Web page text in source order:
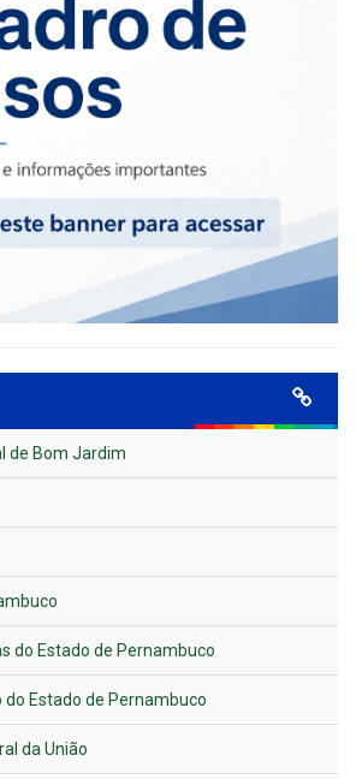
de Bom Jardim
do Estado de Pernambuco
do Estado de Pernambuco
da União